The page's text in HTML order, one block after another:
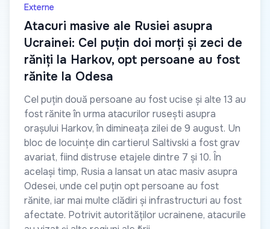
Externe
Atacuri masive ale Rusiei asupra
Ucrainei: Cel puțin doi morți și zeci de
răniți la Harkov, opt persoane au fost
rănite la Odesa
Cel puțin două persoane au fost ucise și alte 13 au
fost rănite în urma atacurilor rusești asupra
orașului Harkov, în dimineața zilei de 9 august. Un
bloc de locuințe din cartierul Saltivski a fost grav
avariat, fiind distruse etajele dintre 7 și 10. În
același timp, Rusia a lansat un atac masiv asupra
Odesei, unde cel puțin opt persoane au fost
rănite, iar mai multe clădiri și infrastructuri au fost
afectate. Potrivit autorităților ucrainene, atacurile